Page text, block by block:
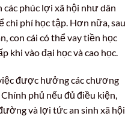
phúc lợi xã hội như dân
chi phí học tập. Hơn nữa, sau
con cái có thể vay tiền học
khi vào đại học và cao học.
được hưởng các chương
phủ nếu đủ điều kiện,
và lợi tức an sinh xã hội